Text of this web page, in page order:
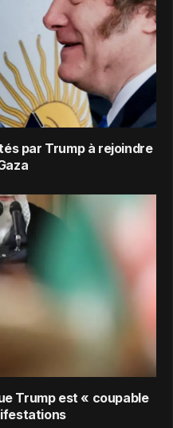
par Trump à rejoindre
Trump est « coupable